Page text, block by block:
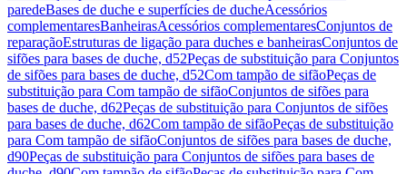
paredeBases de duche e superfícies de ducheAcessórios
complementaresBanheirasAcessórios complementaresConjuntos de
reparaçãoEstruturas de ligação para duches e banheirasConjuntos de
sifões para bases de duche, d52Peças de substituição para Conjuntos
de sifões para bases de duche, d52Com tampão de sifãoPeças de
substituição para Com tampão de sifãoConjuntos de sifões para
bases de duche, d62Peças de substituição para Conjuntos de sifões
para bases de duche, d62Com tampão de sifãoPeças de substituição
para Com tampão de sifãoConjuntos de sifões para bases de duche,
d90Peças de substituição para Conjuntos de sifões para bases de